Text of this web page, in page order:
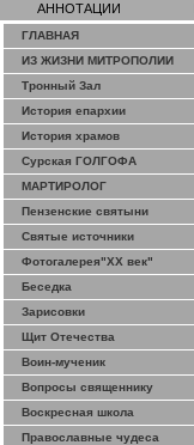
АННОТАЦИИ
ГЛАВНАЯ
ИЗ ЖИЗНИ МИТРОПОЛИИ
Тронный Зал
История епархии
История храмов
Сурская ГОЛГОФА
МАРТИРОЛОГ
Пензенские святыни
Святые источники
Фотогалерея"ХХ век"
Беседка
Зарисовки
Щит Отечества
Воин-мученик
Вопросы священнику
Воскресная школа
Православные чудеса